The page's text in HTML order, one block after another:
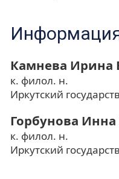
Камнева Ирина
к. филол. н.
Иркутский
Горбунова
к. филол. н.
Иркутский